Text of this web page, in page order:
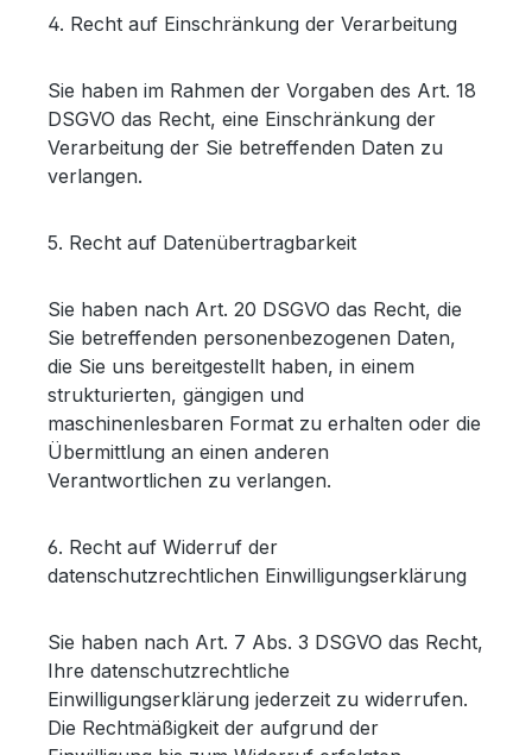
4. Recht auf Einschränkung der Verarbeitung
Sie haben im Rahmen der Vorgaben des Art. 18
DSGVO das Recht, eine Einschränkung der
Verarbeitung der Sie betreffenden Daten zu
verlangen.
5. Recht auf Datenübertragbarkeit
Sie haben nach Art. 20 DSGVO das Recht, die
Sie betreffenden personenbezogenen Daten,
die Sie uns bereitgestellt haben, in einem
strukturierten, gängigen und
maschinenlesbaren Format zu erhalten oder die
Übermittlung an einen anderen
Verantwortlichen zu verlangen.
6. Recht auf Widerruf der
datenschutzrechtlichen Einwilligungserklärung
Sie haben nach Art. 7 Abs. 3 DSGVO das Recht,
Ihre datenschutzrechtliche
Einwilligungserklärung jederzeit zu widerrufen.
Die Rechtmäßigkeit der aufgrund der